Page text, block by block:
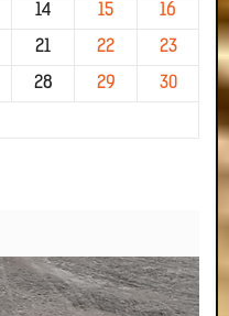
14 15 16
21 22 23
28 29 30